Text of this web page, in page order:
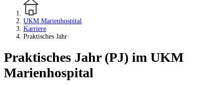
UKM Marienhospital
Karriere
Praktisches Jahr
Praktisches Jahr (PJ) im UKM
Marienhospital